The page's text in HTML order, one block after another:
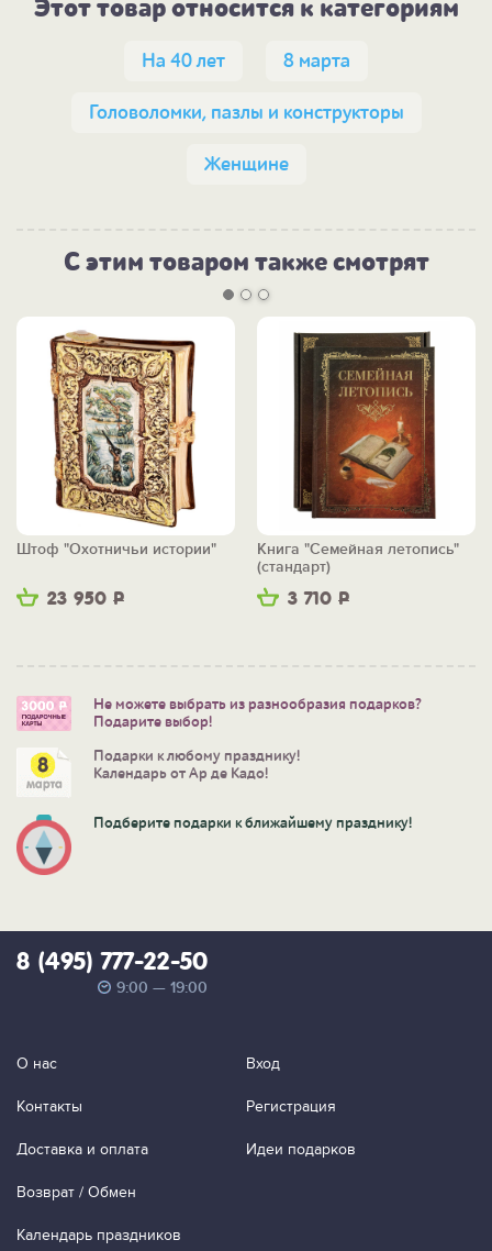
Этот товар относится к категориям
На 40 лет 8 марта
Головоломки, пазлы и конструкторы
Женщине
С этим товаром также смотрят
23 950 Р
Штоф "Охотничьи истории"
3 710 Р
Книга "Семейная летопись"
(стандарт)
Не можете выбрать из разнообразия подарков?
Подарите выбор!
Подарки к любому празднику!
Календарь от Ар де Кадо!
Подберите подарки к ближайшему празднику!
8 (495) 777-22-50
9:00 — 19:00
О нас
Контакты
Доставка и оплата
Возврат / Обмен
Календарь праздников
Вход
Регистрация
Идеи подарков